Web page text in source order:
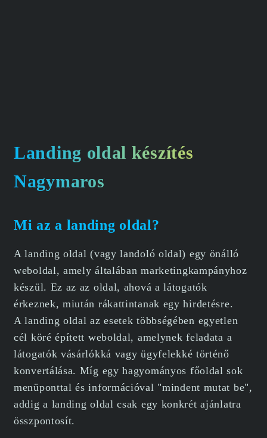
Landing oldal készítés
Nagymaros
Mi az a landing oldal?
A landing oldal (vagy landoló oldal) egy önálló
weboldal, amely általában marketingkampányhoz
készül. Ez az az oldal, ahová a látogatók
érkeznek, miután rákattintanak egy hirdetésre.
A landing oldal az esetek többségében egyetlen
cél köré épített weboldal, amelynek feladata a
látogatók vásárlókká vagy ügyfelekké történő
konvertálása. Míg egy hagyományos főoldal sok
menüponttal és információval "mindent mutat be",
addig a landing oldal csak egy konkrét ajánlatra
összpontosít.